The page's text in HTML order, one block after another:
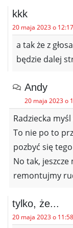
kkk
20 maja 2023 o 12:17
a tak że z
będzie dalej
Andy
20 maja 2023 o
Radziecka
To nie po to
pozbyć się
No tak,
remontujmy
tylko, że...
20 maja 2023 o 11:58